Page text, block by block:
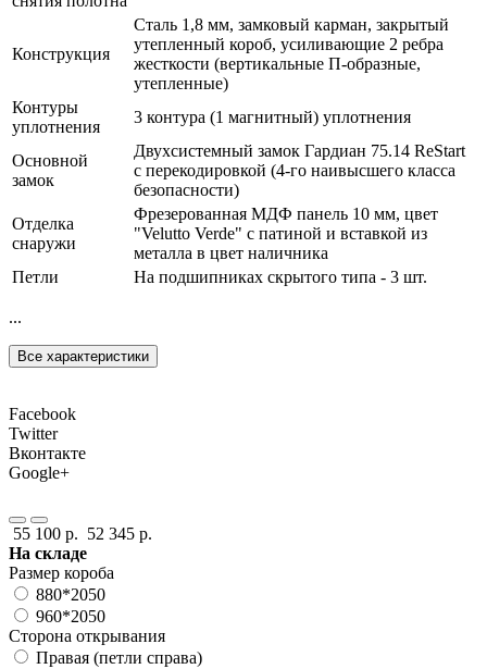
Конструкция
Сталь 1,8 мм, замковый карман, закрытый
утепленный короб, усиливающие 2 ребра
жесткости (вертикальные П-образные,
утепленные)
Контуры
уплотнения
3 контура (1 магнитный) уплотнения
Основной
замок
Двухсистемный замок Гардиан 75.14 ReStart
с перекодировкой (4-го наивысшего класса
безопасности)
Отделка
снаружи
Фрезерованная МДФ панель 10 мм, цвет
"Velutto Verde" с патиной и вставкой из
металла в цвет наличника
Петли
На подшипниках скрытого типа - 3 шт.
...
Все характеристики
Facebook
Twitter
Вконтакте
Google+
55 100 р. 52 345 р.
На складе
Размер короба
880*2050
960*2050
Сторона открывания
Правая (петли справа)